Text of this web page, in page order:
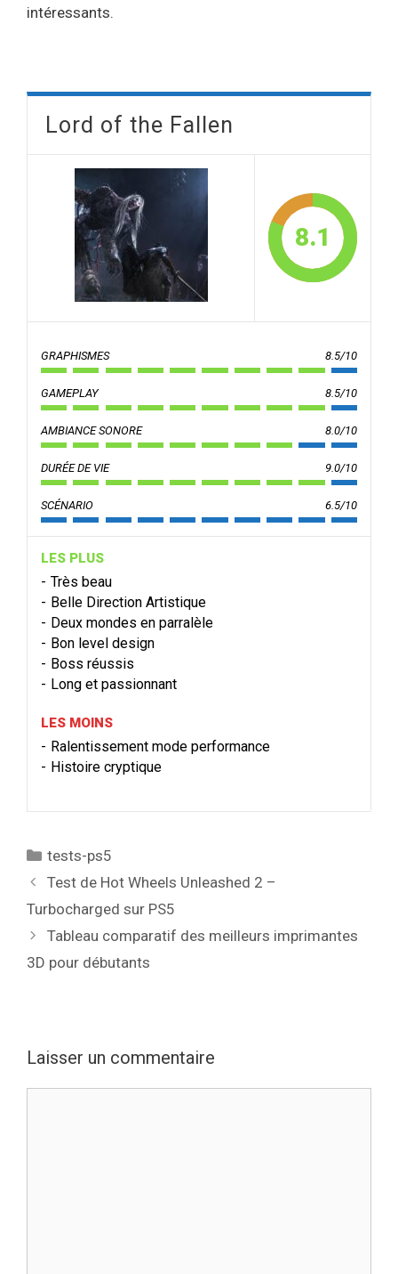
intéressants.
Lord of the Fallen
8.1
GRAPHISMES 8.5/10
GAMEPLAY 8.5/10
AMBIANCE SONORE 8.0/10
DURÉE DE VIE 9.0/10
SCÉNARIO 6.5/10
LES PLUS
Très beau
Belle Direction Artistique
Deux mondes en parralèle
Bon level design
Boss réussis
Long et passionnant
LES MOINS
Ralentissement mode performance
Histoire cryptique
Catégories
tests-ps5
Test de Hot Wheels Unleashed 2 –
Turbocharged sur PS5
Tableau comparatif des meilleurs imprimantes
3D pour débutants
Laisser un commentaire